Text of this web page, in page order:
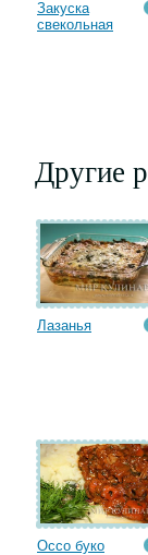
Закуска
свекольная
Другие
Лазанья
Оссо буко